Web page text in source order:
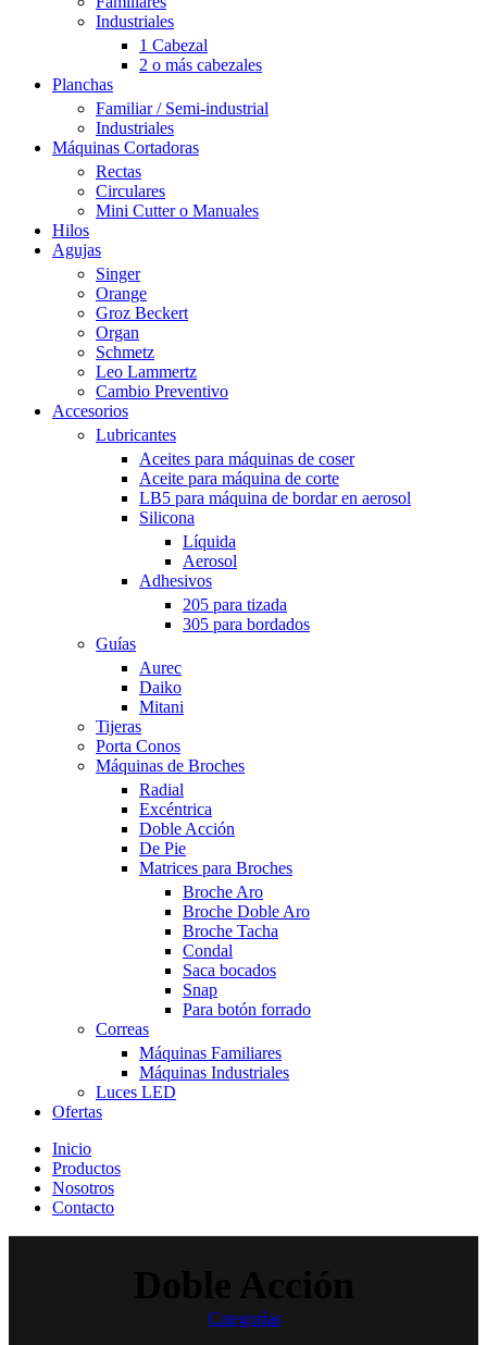
Industriales
1 Cabezal
2 o más cabezales
Planchas
Familiar / Semi-industrial
Industriales
Máquinas Cortadoras
Rectas
Circulares
Mini Cutter o Manuales
Hilos
Agujas
Singer
Orange
Groz Beckert
Organ
Schmetz
Leo Lammertz
Cambio Preventivo
Accesorios
Lubricantes
Aceites para máquinas de coser
Aceite para máquina de corte
LB5 para máquina de bordar en aerosol
Silicona
Líquida
Aerosol
Adhesivos
205 para tizada
305 para bordados
Guías
Aurec
Daiko
Mitani
Tijeras
Porta Conos
Máquinas de Broches
Radial
Excéntrica
Doble Acción
De Pie
Matrices para Broches
Broche Aro
Broche Doble Aro
Broche Tacha
Condal
Saca bocados
Snap
Para botón forrado
Correas
Máquinas Familiares
Máquinas Industriales
Luces LED
Ofertas
Inicio
Productos
Nosotros
Contacto
Categorías